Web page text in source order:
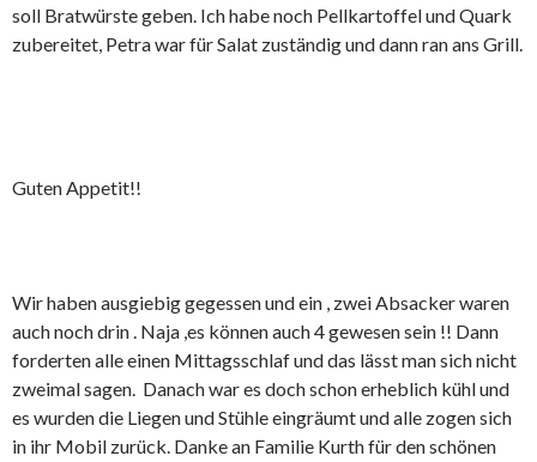
soll Bratwürste geben. Ich habe noch Pellkartoffel und Quark
zubereitet, Petra war für Salat zuständig und dann ran ans Grill.
Guten Appetit!!
Wir haben ausgiebig gegessen und ein , zwei Absacker waren
auch noch drin . Naja ,es können auch 4 gewesen sein !! Dann
forderten alle einen Mittagsschlaf und das lässt man sich nicht
zweimal sagen. Danach war es doch schon erheblich kühl und
es wurden die Liegen und Stühle eingräumt und alle zogen sich
in ihr Mobil zurück. Danke an Familie Kurth für den schönen